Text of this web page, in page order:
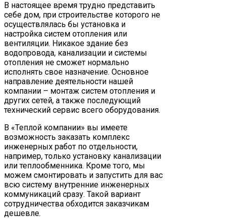
В настоящее время трудно представить
себе дом, при строительстве которого не
осуществлялась бы установка и
настройка систем отопления или
вентиляции. Никакое здание без
водопровода, канализации и системы
отопления не сможет нормально
исполнять свое назначение. Основное
направление деятельности нашей
компании – монтаж систем отопления и
других сетей, а также последующий
технический сервис всего оборудования.
В «Теплой компании» вы имеете
возможность заказать комплекс
инженерных работ по отдельности,
например, только установку канализации
или теплообменника. Кроме того, мы
можем смонтировать и запустить для вас
всю систему внутренние инженерных
коммуникаций сразу. Такой вариант
сотрудничества обходится заказчикам
дешевле.